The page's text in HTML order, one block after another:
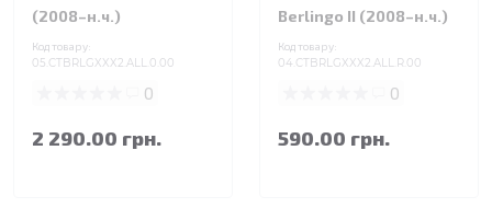
(2008–н.ч.)
Код товару:
05.CTBRLGXXX2.ALL.0.00
0
2 290.00 грн.
Berlingo II (2008–н.ч.)
Код товару:
04.CTBRLGXXX2.ALL.R.00
0
590.00 грн.